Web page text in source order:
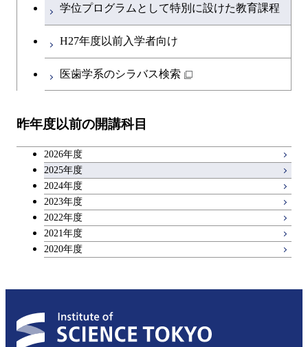
学位プログラムとして特別に設けた教育課程
H27年度以前入学者向け
医歯学系のシラバス検索
昨年度以前の開講科目
2026年度
2025年度
2024年度
2023年度
2022年度
2021年度
2020年度